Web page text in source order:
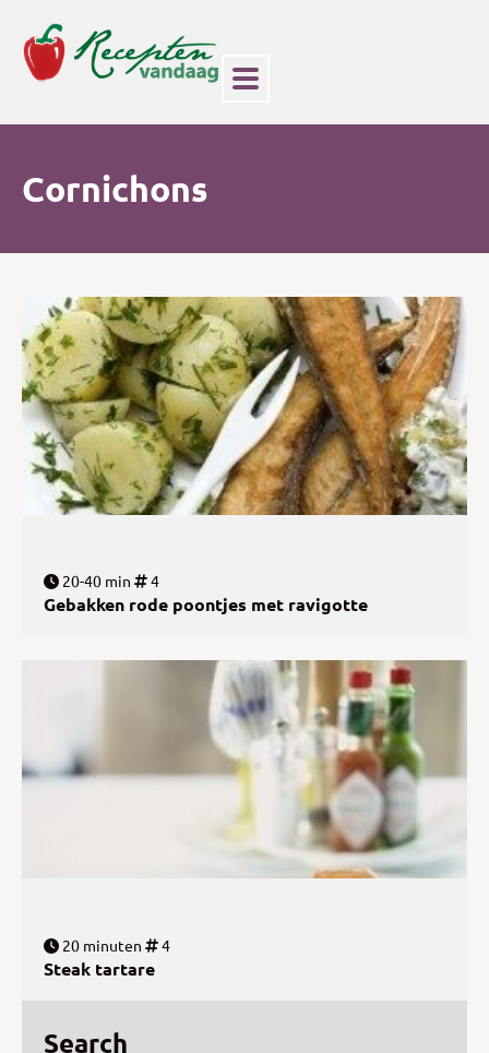
Cornichons
20-40 min 4
Gebakken rode poontjes met ravigotte
20 minuten 4
Steak tartare
Search